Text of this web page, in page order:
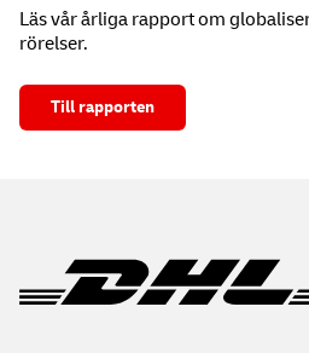
Läs vår årliga rapport om
rörelser.
Till rapporten